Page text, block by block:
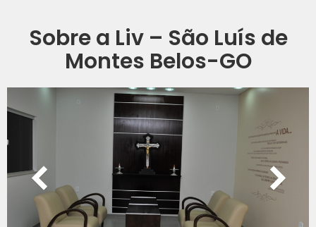
Sobre a Liv – São Luís de
Montes Belos-GO